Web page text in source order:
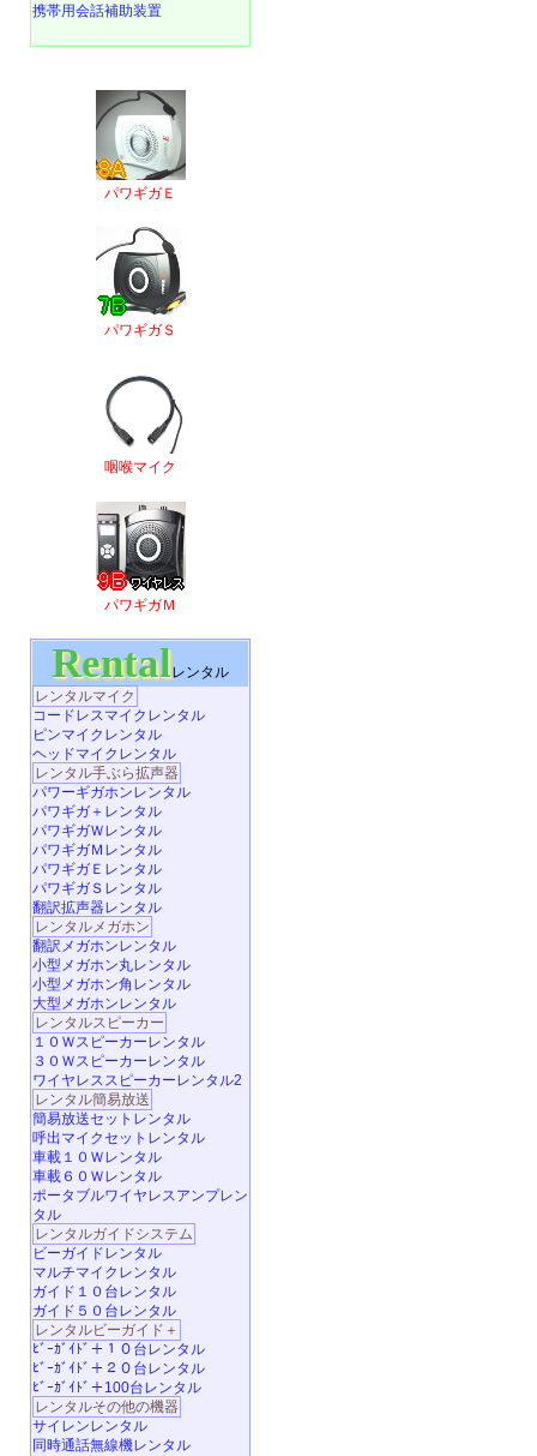
携帯用会話補助装置
パワギガＥ
パワギガＳ
咽喉マイク
パワギガＭ
Rentalレンタル
レンタルマイク
コードレスマイクレンタル
ピンマイクレンタル
ヘッドマイクレンタル
レンタル手ぶら拡声器
パワーギガホンレンタル
パワギガ＋レンタル
パワギガＷレンタル
パワギガＭレンタル
パワギガＥレンタル
パワギガＳレンタル
翻訳拡声器レンタル
レンタルメガホン
翻訳メガホンレンタル
小型メガホン丸レンタル
小型メガホン角レンタル
大型メガホンレンタル
レンタルスピーカー
１０Ｗスピーカーレンタル
３０Ｗスピーカーレンタル
ワイヤレススピーカーレンタル2
レンタル簡易放送
簡易放送セットレンタル
呼出マイクセットレンタル
車載１０Ｗレンタル
車載６０Ｗレンタル
ポータブルワイヤレスアンプレン
タル
レンタルガイドシステム
ビーガイドレンタル
マルチマイクレンタル
ガイド１０台レンタル
ガイド５０台レンタル
レンタルビーガイド＋
ﾋﾞｰｶﾞｲﾄﾞ＋１０台レンタル
ﾋﾞｰｶﾞｲﾄﾞ＋２０台レンタル
ﾋﾞｰｶﾞｲﾄﾞ＋100台レンタル
レンタルその他の機器
サイレンレンタル
同時通話無線機レンタル